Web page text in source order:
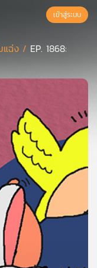
เข้าสู่ระบบ
แฉ่ง / EP. 1868: